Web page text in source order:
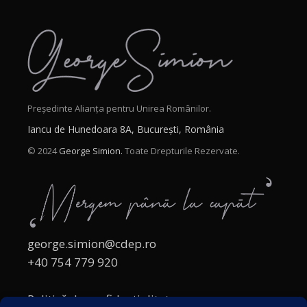
Președinte Alianța pentru Unirea Românilor.
Iancu de Hunedoara 8A, București, România
© 2024George Simion. Toate Drepturile Rezervate.
george.simion@cdep.ro
+40 754 779 920
Politică de confidențialitate